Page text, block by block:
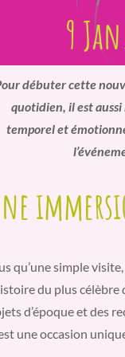
9
débuter cette
quotidien, il est
temporel et
qu’une simple
du plus
d’époque et des
une occasion